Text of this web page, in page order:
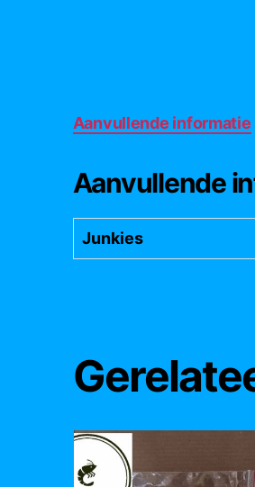
Aanvullende informatie
Aanvullende
Junkies